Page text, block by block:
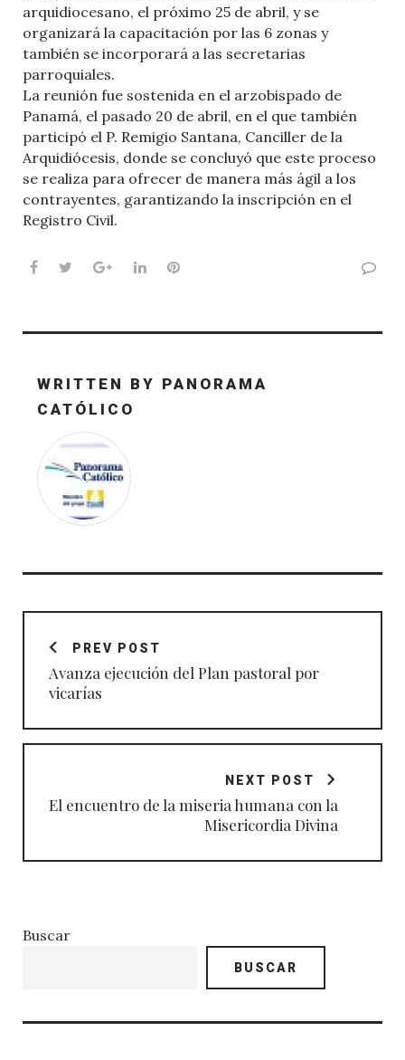
arquidiocesano, el próximo 25 de abril, y se
organizará la capacitación por las 6 zonas y
también se incorporará a las secretarias
parroquiales.
La reunión fue sostenida en el arzobispado de
Panamá, el pasado 20 de abril, en el que también
participó el P. Remigio Santana, Canciller de la
Arquidiócesis, donde se concluyó que este proceso
se realiza para ofrecer de manera más ágil a los
contrayentes, garantizando la inscripción en el
Registro Civil.
Facebook
TwitterGoogle+LinkedInPinterest
WRITTEN BY PANORAMA
CATÓLICO
Navegación
entradasPREV POST
Avanza ejecución del Plan pastoral por
vicarías
NEXT POST
El encuentro de la miseria humana con la
Misericordia Divina
Buscar
BUSCAR